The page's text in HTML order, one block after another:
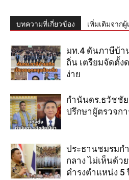
บทความที่เกี่ยวข้อง เพิ่มเติมจาก
มท.4 ดันภาษีบ้า
ถิ่น เตรียมจัดตั้ง
ง่าย
กำนันดร.ธวัชชั
ปรึกษาผูัตรวจก
ประธานชมรมก
กลาง ไม่เห็นด้ว
ดำรงตำแหน่ง 5